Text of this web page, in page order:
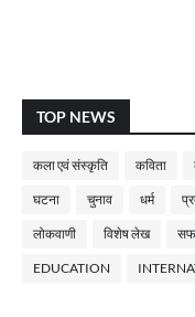
TOP NEWS
कला एवं संस्कृति कविता
घटना चुनाव धर्म
लोकवाणी विशेष लेख
EDUCATION